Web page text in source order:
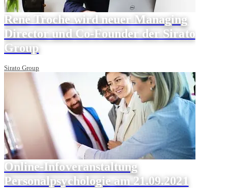
René Troche wird neuer Managing
Director und Co-Founder der Sirato
Group
Sirato Group
Online-Infoveranstaltung
Personalpsychologie am 21.09.2021